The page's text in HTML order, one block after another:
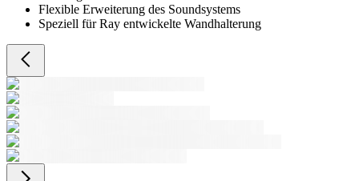
Flexible Erweiterung des Soundsystems
Speziell für Ray entwickelte Wandhalterung